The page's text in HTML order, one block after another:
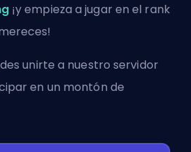
¡y empieza a jugar en el rank
unirte a nuestro servidor
en un montón de